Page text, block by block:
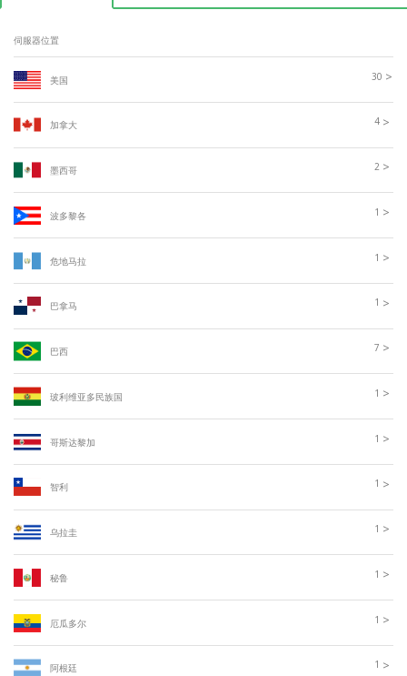
伺服器位置
美国 30 >
加拿大 4 >
墨西哥 2 >
波多黎各 1 >
危地马拉 1 >
巴拿马 1 >
巴西 7 >
玻利维亚多民族国 1 >
哥斯达黎加 1 >
智利 1 >
乌拉圭 1 >
秘鲁 1 >
厄瓜多尔 1 >
阿根廷 1 >